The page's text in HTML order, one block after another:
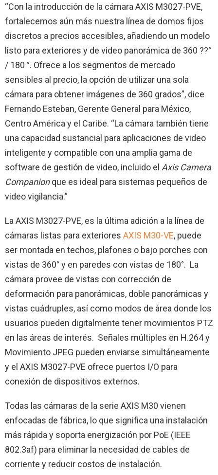
“Con la introducción de la cámara AXIS M3027-PVE,
fortalecemos aún más nuestra línea de domos fijos
discretos a precios accesibles, añadiendo un modelo
listo para exteriores y de video panorámica de 360 ??°
/ 180 °. Ofrece a los segmentos de mercado
sensibles al precio, la opción de utilizar una sola
cámara para obtener imágenes de 360 grados”, dice
Fernando Esteban, Gerente General para México,
Centro América y el Caribe. “La cámara también tiene
una capacidad sustancial para aplicaciones de video
inteligente y compatible con una amplia gama de
software de gestión de video, incluido el Axis Camera
Companionque es ideal para sistemas pequeños de
video vigilancia.”
La AXIS M3027-PVE, es la última adición a la línea de
cámaras listas para exteriores AXIS M30-VE, puede
ser montada en techos, plafones o bajo porches con
vistas de 360° y en paredes con vistas de 180°. La
cámara provee de vistas con corrección de
deformación para panorámicas, doble panorámicas y
vistas cuádruples, así como modos de área donde los
usuarios pueden digitalmente tener movimientos PTZ
en las áreas de interés. Señales múltiples en H.264 y
Movimiento JPEG pueden enviarse simultáneamente
y el AXIS M3027-PVE ofrece puertos I/O para
conexión de dispositivos externos.
Todas las cámaras de la serie AXIS M30 vienen
enfocadas de fábrica, lo que significa una instalación
más rápida y soporta energización por PoE (IEEE
802.3af) para eliminar la necesidad de cables de
corriente y reducir costos de instalación.